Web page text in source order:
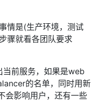
情是(生产环境，测试
骤就看各团队要求
前服务，如果是web
的名单，同时用新
会影响用户，还有一些